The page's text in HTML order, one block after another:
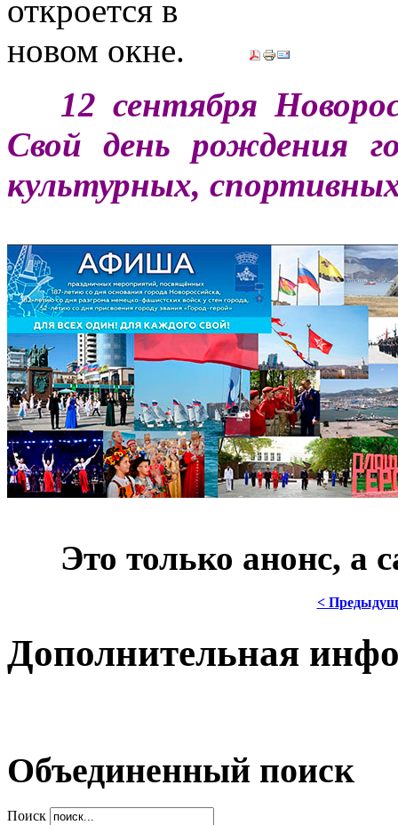
12 сентября
Свой день рождения
культурных,
Это только анонс, а
<
Дополнительная
Объединенный поиск
Поиск